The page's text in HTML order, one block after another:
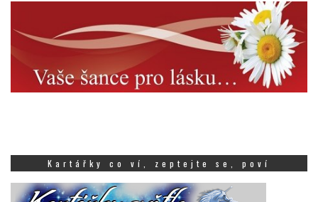
Kartářky co ví, zeptejte se, poví